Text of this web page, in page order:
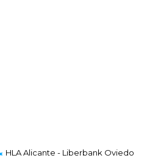
HLA Alicante - Liberbank Oviedo